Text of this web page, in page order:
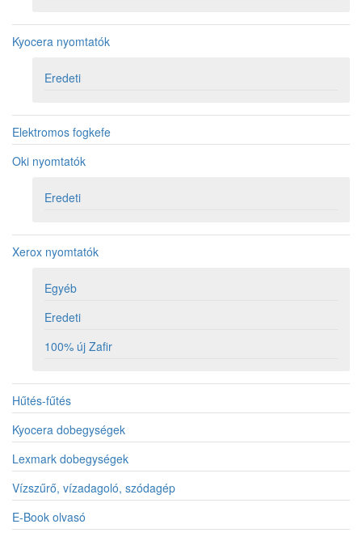
Kyocera nyomtatók
Eredeti
Elektromos fogkefe
Oki nyomtatók
Eredeti
Xerox nyomtatók
Egyéb
Eredeti
100% új Zafir
Hűtés-fűtés
Kyocera dobegységek
Lexmark dobegységek
Vízszűrő, vízadagoló, szódagép
E-Book olvasó